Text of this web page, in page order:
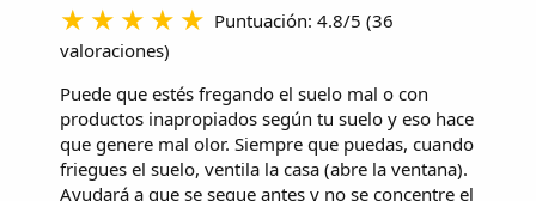
Puntuación: 4.8/5 (36
valoraciones)
Puede que estés fregando el suelo mal o con
productos inapropiados según tu suelo y eso hace
que genere mal olor. Siempre que puedas, cuando
friegues el suelo, ventila la casa (abre la ventana).
Ayudará a que se seque antes y no se concentre el